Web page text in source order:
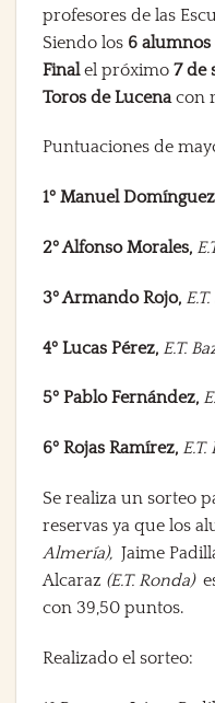
profesores de las
Siendo los 6 alumnos
Finalel próximo 7 de
Toros de Lucena con
Puntuaciones de
1º Manuel
2º Alfonso Morales,
3º Armando Rojo,
4º Lucas Pérez, E.T.
5º Pablo Fernández,
6º Rojas Ramírez,
Se realiza un sorteo
reservas ya que los
Almería), Jaime
Alcaraz (E.T. Ronda)
con 39,50 puntos.
Realizado el sorteo: